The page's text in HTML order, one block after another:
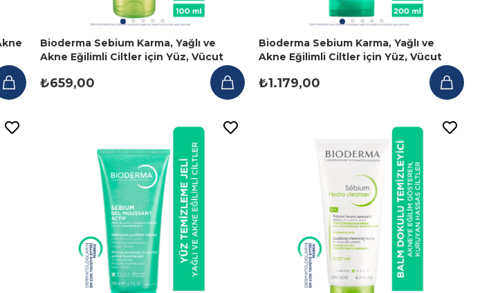
Bioderma Sebium Karma, Yağlı ve
Akne Eğilimli Ciltler için Yüz, Vücut
₺659,00
Bioderma Sebium Karma, Yağlı ve
Akne Eğilimli Ciltler için Yüz, Vücut
₺1.179,00